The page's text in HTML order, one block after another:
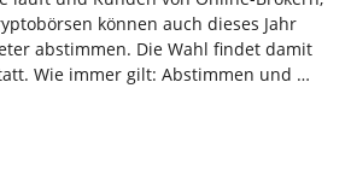
können auch dieses Jahr
abstimmen. Die Wahl findet damit
Wie immer gilt: Abstimmen und …